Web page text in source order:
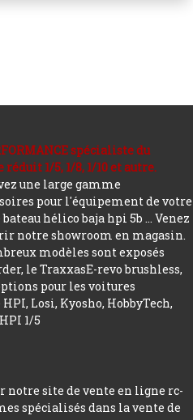
spécialiste du
réduit 1/5, 1/8, 1/10 et autre.
une large gamme
pour l'équipement de votre
hélico baja hpi 5b ... Venez
notre showroom en magasin.
modèles sont exposés
le TraxxasE-revo brushless,
pour les voitures
Losi, Kyosho, HobbyTech,
1/5
notre site de vente en ligne rc-
spécialisés dans la vente de